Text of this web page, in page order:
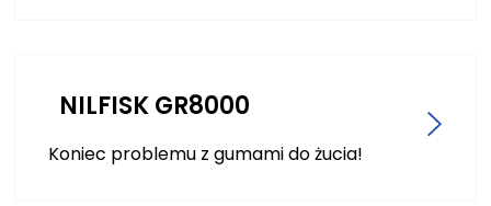
NILFISK GR8000
Koniec problemu z gumami do żucia!